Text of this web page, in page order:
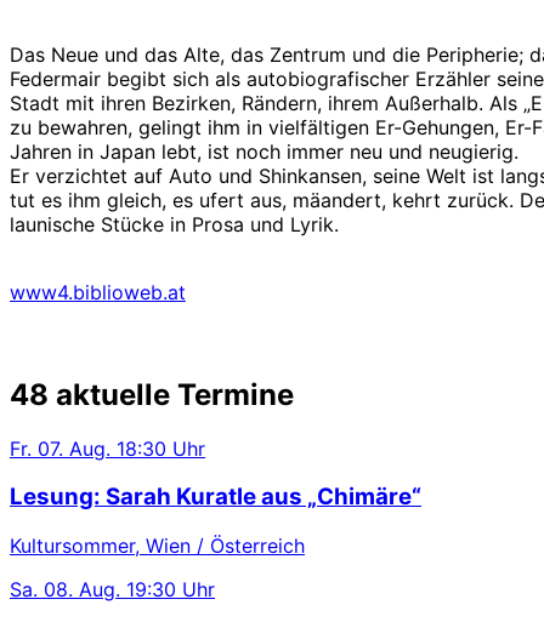
Das Neue und das Alte, das Zentrum und die
Federmair begibt sich als autobiografischer Erzähler
Stadt mit ihren Bezirken, Rändern, ihrem Außerhalb. Als
zu bewahren, gelingt ihm in vielfältigen Er-Gehungen,
Jahren in Japan lebt, ist noch immer neu und neugierig.
Er verzichtet auf Auto und Shinkansen, seine Welt ist
tut es ihm gleich, es ufert aus, mäandert, kehrt zurück.
launische Stücke in Prosa und Lyrik.
www4.biblioweb.at
48 aktuelle Termine
Fr. 07. Aug. 18:30 Uhr
Lesung: Sarah Kuratle aus „Chimäre“
Kultursommer, Wien / Österreich
Sa. 08. Aug. 19:30 Uhr